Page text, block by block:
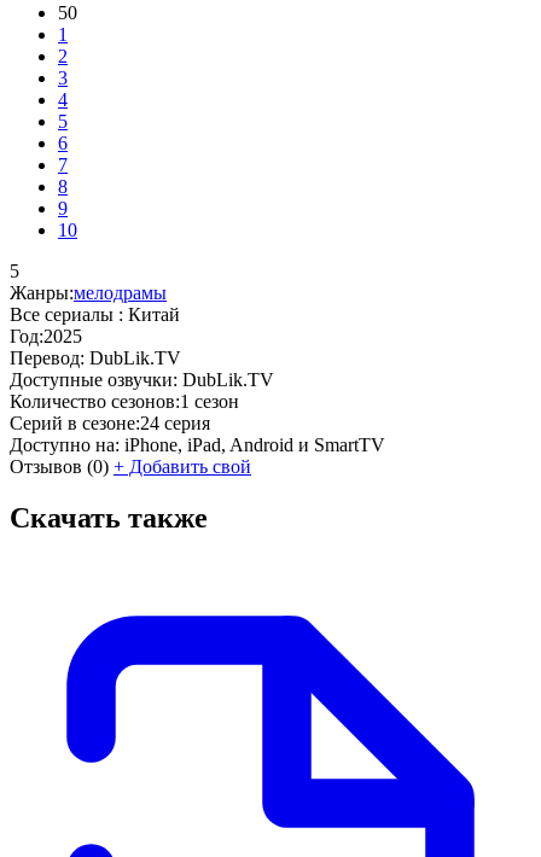
50
1
2
3
4
5
6
7
8
9
10
5
Жанры:мелодрамы
Все сериалы : Китай
Год:2025
Перевод: DubLik.TV
Доступные озвучки: DubLik.TV
Количество сезонов:1 сезон
Серий в сезоне:24 серия
Доступно на: iPhone, iPad, Android и SmartTV
Отзывов (0) + Добавить свой
Скачать также